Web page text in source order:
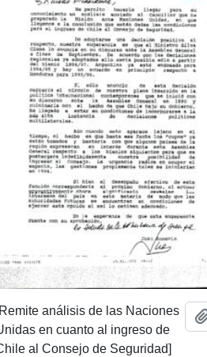
análisis de las Naciones
en cuanto al ingreso de
al Consejo de Seguridad]